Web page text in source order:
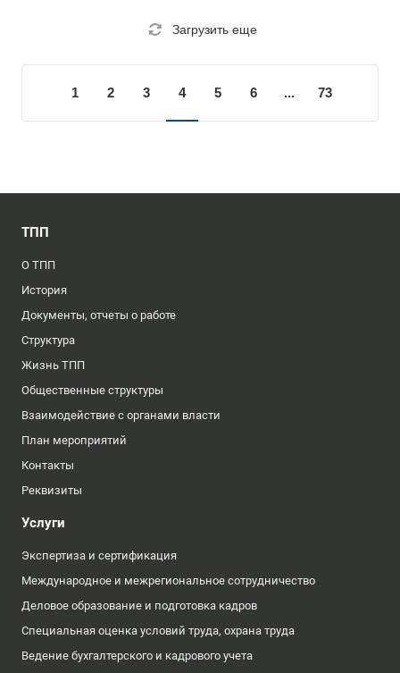
Загрузить еще
1 2 3 4 5 6 ... 73
ТПП
О ТПП
История
Документы, отчеты о работе
Структура
Жизнь ТПП
Общественные структуры
Взаимодействие с органами власти
План мероприятий
Контакты
Реквизиты
Услуги
Экспертиза и сертификация
Международное и межрегиональное сотрудничество
Деловое образование и подготовка кадров
Специальная оценка условий труда, охрана труда
Ведение бухгалтерского и кадрового учета